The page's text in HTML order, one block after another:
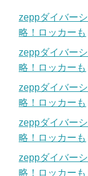
zeppダイバー
略！ロッカーも
zeppダイバー
略！ロッカーも
zeppダイバー
略！ロッカーも
zeppダイバー
略！ロッカーも
zeppダイバー
略！ロッカーも